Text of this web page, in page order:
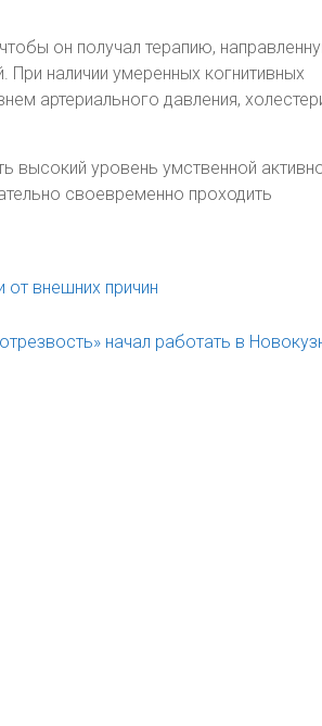
он получал терапию,
наличии умеренных когнитивных
артериального давления,
высокий уровень умственной
своевременно проходить
от внешних причин
начал работать в